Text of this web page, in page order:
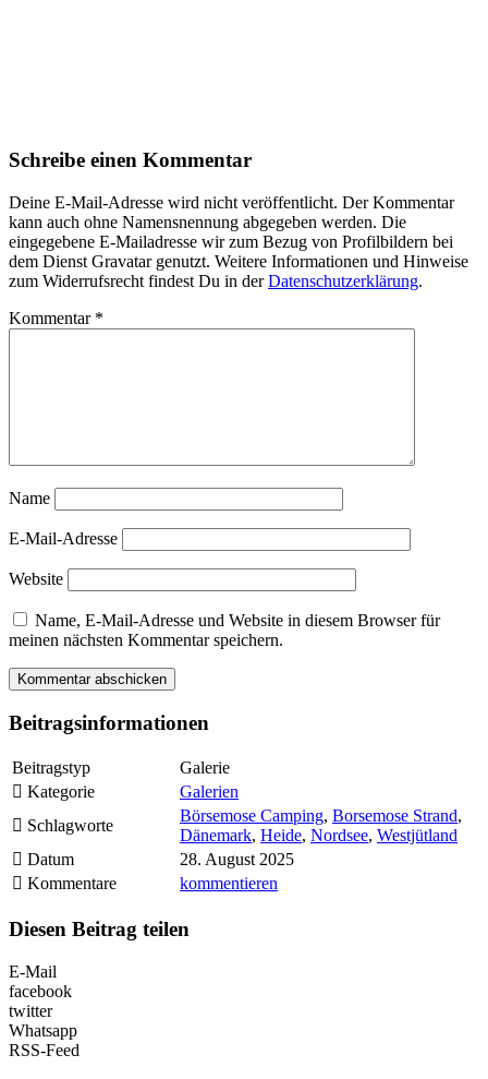
Schreibe einen Kommentar
Deine E-Mail-Adresse wird nicht veröffentlicht. Der Kommentar
kann auch ohne Namensnennung abgegeben werden. Die
eingegebene E-Mailadresse wir zum Bezug von Profilbildern bei
dem Dienst Gravatar genutzt. Weitere Informationen und Hinweise
zum Widerrufsrecht findest Du in derDatenschutzerklärung.
Kommentar *
Name
E-Mail-Adresse
Website
Name, E-Mail-Adresse und Website in diesem Browser für
meinen nächsten Kommentar speichern.
Beitragsinformationen
Beitragstyp
Galerie
Kategorie
Galerien
Schlagworte
Börsemose Camping, Borsemose Strand,
Dänemark, Heide, Nordsee, Westjütland
Datum
28. August 2025
Kommentare
kommentieren
Diesen Beitrag teilen
E-Mail
facebook
twitter
Whatsapp
RSS-Feed